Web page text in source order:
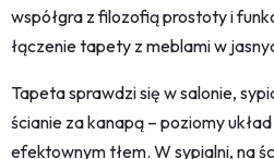
współgra z filozofią prostoty i
łączenie tapety z meblami w
Tapeta sprawdzi się w salonie,
ścianie za kanapą – poziomy
efektownym tłem. W sypialni, na